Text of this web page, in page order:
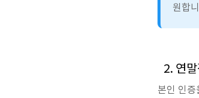
원합
2. 연
본인 인증